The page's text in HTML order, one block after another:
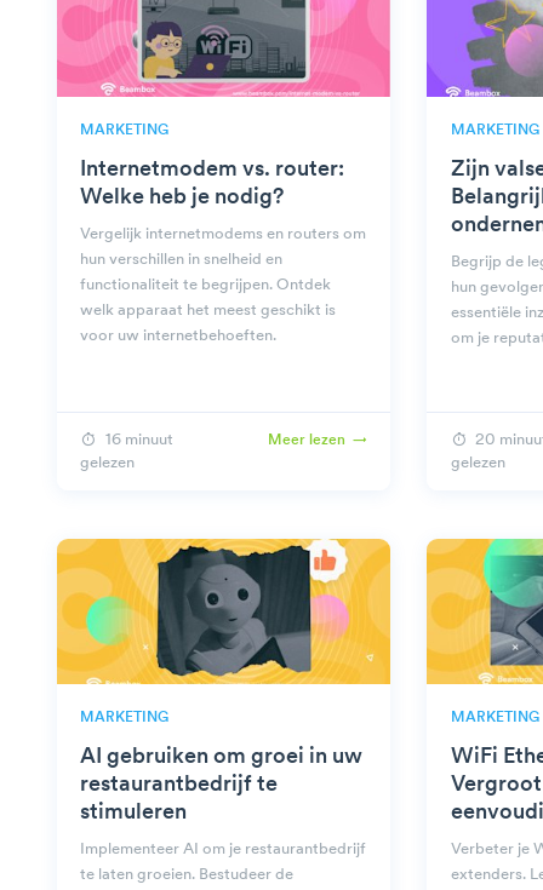
MARKETING
Internetmodem vs. router:
Welke heb je nodig?
Vergelijk internetmodems en routers om
hun verschillen in snelheid en
functionaliteit te begrijpen. Ontdek
welk apparaat het meest geschikt is
voor uw internetbehoeften.
16 minuut
gelezen
Meer lezen
MARKETING
Zijn
Begrijp de
hun
essentiële
om je
20
gelezen
MARKETING
AI gebruiken om groei in uw
restaurantbedrijf te
stimuleren
Implementeer AI om je restaurantbedrijf
te laten groeien. Bestudeer de
MARKETING
WiFi
Verbeter je
extenders.